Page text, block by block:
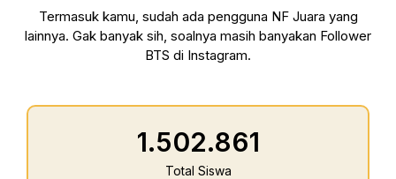
Termasuk kamu, sudah ada pengguna NF Juara yang
lainnya. Gak banyak sih, soalnya masih banyakan Follower
BTS di Instagram.
1.502.861
Total Siswa